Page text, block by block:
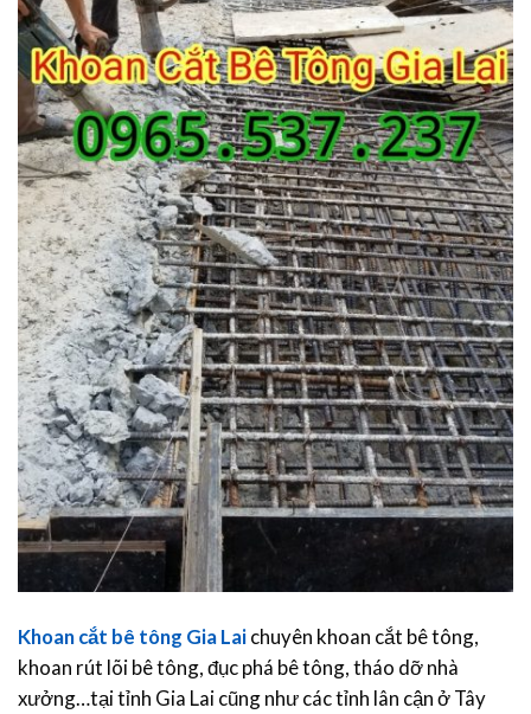
Khoan cắt bê tông Gia Laichuyên khoan cắt bê tông,
khoan rút lõi bê tông, đục phá bê tông, tháo dỡ nhà
xưởng…tại tỉnh Gia Lai cũng như các tỉnh lân cận ở Tây